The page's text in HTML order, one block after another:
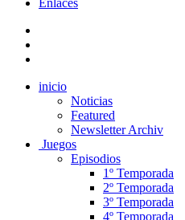
Enlaces
inicio
Noticias
Featured
Newsletter Archiv
Juegos
Episodios
1º Temporada
2º Temporada
3º Temporada
4º Temporada